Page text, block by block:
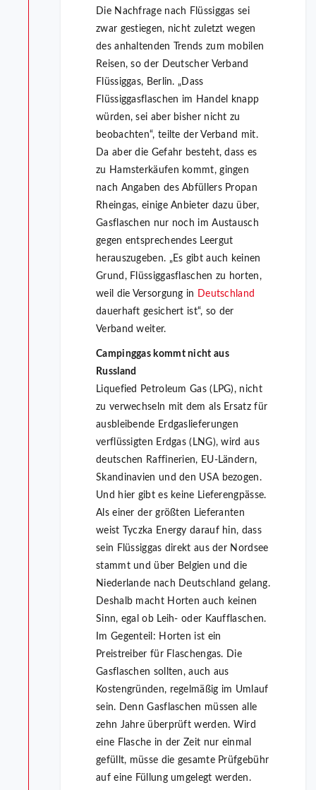
Die Nachfrage nach Flüssiggas sei
zwar gestiegen, nicht zuletzt wegen
des anhaltenden Trends zum mobilen
Reisen, so der Deutscher Verband
Flüssiggas, Berlin. „Dass
Flüssiggasflaschen im Handel knapp
würden, sei aber bisher nicht zu
beobachten“, teilte der Verband mit.
Da aber die Gefahr besteht, dass es
zu Hamsterkäufen kommt, gingen
nach Angaben des Abfüllers Propan
Rheingas, einige Anbieter dazu über,
Gasflaschen nur noch im Austausch
gegen entsprechendes Leergut
herauszugeben. „Es gibt auch keinen
Grund, Flüssiggasflaschen zu horten,
weil die Versorgung in Deutschland
dauerhaft gesichert ist“, so der
Verband weiter.
Campinggas kommt nicht aus
Russland
Liquefied Petroleum Gas (LPG), nicht
zu verwechseln mit dem als Ersatz für
ausbleibende Erdgaslieferungen
verflüssigten Erdgas (LNG), wird aus
deutschen Raffinerien, EU-Ländern,
Skandinavien und den USA bezogen.
Und hier gibt es keine Lieferengpässe.
Als einer der größten Lieferanten
weist Tyczka Energy darauf hin, dass
sein Flüssiggas direkt aus der Nordsee
stammt und über Belgien und die
Niederlande nach Deutschland gelang.
Deshalb macht Horten auch keinen
Sinn, egal ob Leih- oder Kaufflaschen.
Im Gegenteil: Horten ist ein
Preistreiber für Flaschengas. Die
Gasflaschen sollten, auch aus
Kostengründen, regelmäßig im Umlauf
sein. Denn Gasflaschen müssen alle
zehn Jahre überprüft werden. Wird
eine Flasche in der Zeit nur einmal
gefüllt, müsse die gesamte Prüfgebühr
auf eine Füllung umgelegt werden.